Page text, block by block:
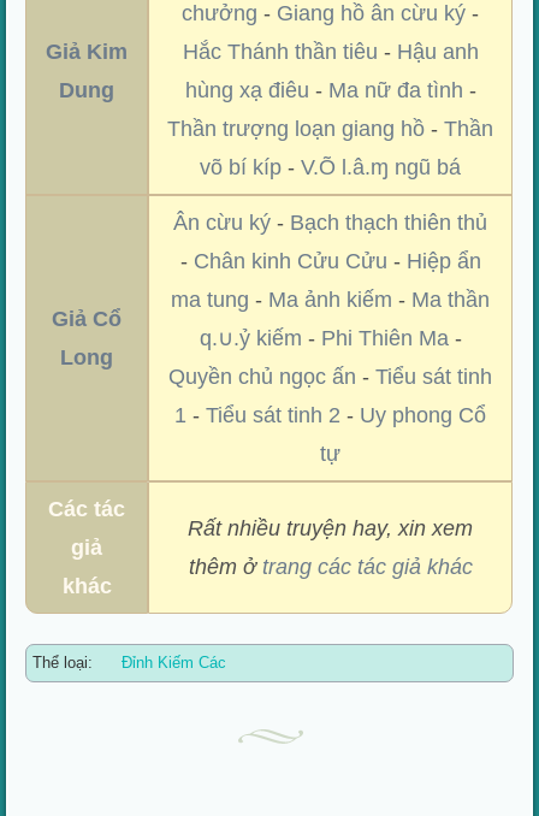
Giả Kim
Dung
chưởng - Giang hồ ân cừu ký -
Hắc Thánh thần tiêu - Hậu anh
hùng xạ điêu - Ma nữ đa tình -
Thần trượng loạn giang hồ -Thần
võ bí kíp -V.Õ l.â.ɱ ngũ bá
Giả Cổ
Long
Ân cừu ký - Bạch thạch thiên thủ
- Chân kinh Cửu Cửu - Hiệp ẩn
ma tung - Ma ảnh kiếm - Ma thần
q.∪.ỷ kiếm - Phi Thiên Ma-
Quyền chủ ngọc ấn -Tiểu sát tinh
1 -Tiểu sát tinh 2 - Uy phong Cổ
tự
Các tác
giả
khác
Rất nhiều truyện hay, xin xem
thêm ở trang các tác giả khác
Thể loại: Đỉnh Kiếm Các